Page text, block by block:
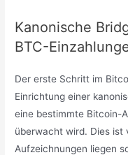
Kanonische
BTC-
Der erste Schritt im
Einrichtung einer
eine bestimmte Bitcoin-
überwacht wird. Dies ist
Aufzeichnungen liegen